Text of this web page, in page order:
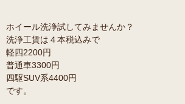
ホイール洗浄試してみませんか？
洗浄工賃は４本税込みで
軽四2200円
普通車3300円
四駆SUV系4400円
です。